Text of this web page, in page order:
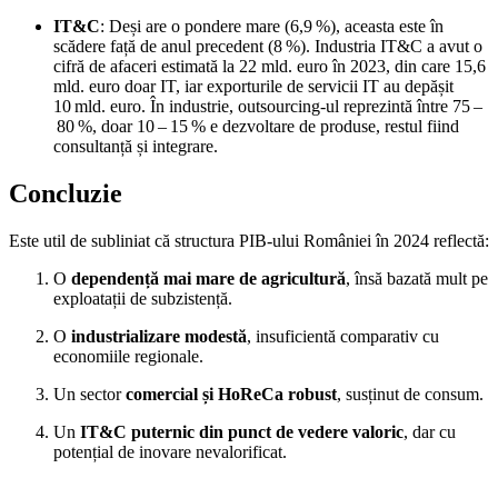
IT&C: Deși are o pondere mare (6,9 %), aceasta este în
scădere față de anul precedent (8 %). Industria IT&C a avut o
cifră de afaceri estimată la 22 mld. euro în 2023, din care 15,6
mld. euro doar IT, iar exporturile de servicii IT au depășit
10 mld. euro. În industrie, outsourcing-ul reprezintă între 75 –
80 %, doar 10 – 15 % e dezvoltare de produse, restul fiind
consultanță și integrare.
Concluzie
Este util de subliniat că structura PIB-ului României în 2024 reflectă:
O dependență mai mare de agricultură, însă bazată mult pe
exploatații de subzistență.
O industrializare modestă, insuficientă comparativ cu
economiile regionale.
Un sectorcomercial și HoReCa robust, susținut de consum.
Un IT&C puternic din punct de vedere valoric, dar cu
potențial de inovare nevalorificat.